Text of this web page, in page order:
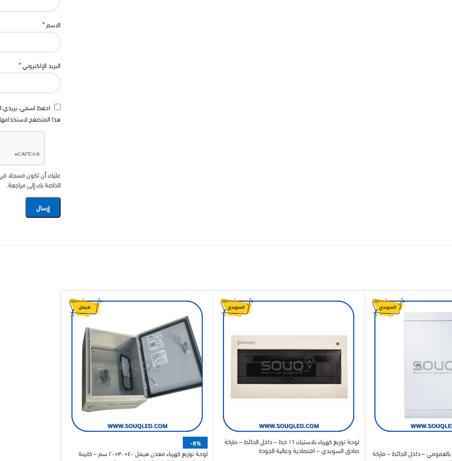
الاسم*
البريد الإلكتروني*
احفظ اسمي، بريدي
هذا المتصفح
عليك أن تكون مسجلا
الخاصة بك إلى مراجعة.
كهرباء ٢٤ خط بالعمومي – داخل الحائط – ماركة
لوحة توزيع كهرباء بلاستيك ١٦ خط – داخل الحائط – ماركة
صادق السويدي – اقتصادية وعالية الجودة
-8%
لوحة توزيع كهرباء معدن هيمل ٤٠×٣٠×٢٠ سم – كابينة